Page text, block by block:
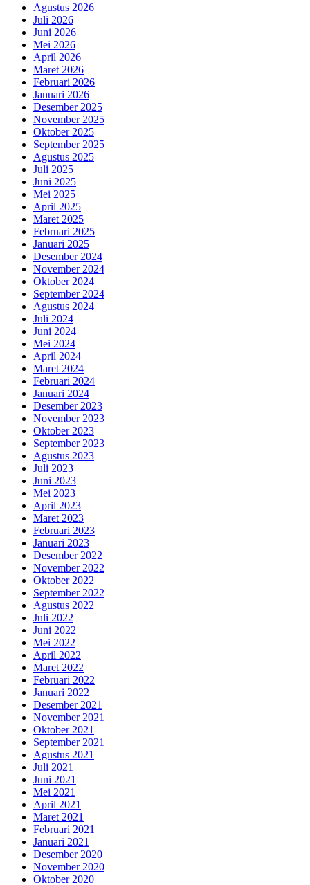
Agustus 2026
Juli 2026
Juni 2026
Mei 2026
April 2026
Maret 2026
Februari 2026
Januari 2026
Desember 2025
November 2025
Oktober 2025
September 2025
Agustus 2025
Juli 2025
Juni 2025
Mei 2025
April 2025
Maret 2025
Februari 2025
Januari 2025
Desember 2024
November 2024
Oktober 2024
September 2024
Agustus 2024
Juli 2024
Juni 2024
Mei 2024
April 2024
Maret 2024
Februari 2024
Januari 2024
Desember 2023
November 2023
Oktober 2023
September 2023
Agustus 2023
Juli 2023
Juni 2023
Mei 2023
April 2023
Maret 2023
Februari 2023
Januari 2023
Desember 2022
November 2022
Oktober 2022
September 2022
Agustus 2022
Juli 2022
Juni 2022
Mei 2022
April 2022
Maret 2022
Februari 2022
Januari 2022
Desember 2021
November 2021
Oktober 2021
September 2021
Agustus 2021
Juli 2021
Juni 2021
Mei 2021
April 2021
Maret 2021
Februari 2021
Januari 2021
Desember 2020
November 2020
Oktober 2020